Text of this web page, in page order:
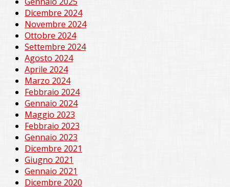
Dicembre 2024
Novembre 2024
Ottobre 2024
Settembre 2024
Agosto 2024
Aprile 2024
Marzo 2024
Febbraio 2024
Gennaio 2024
Maggio 2023
Febbraio 2023
Gennaio 2023
Dicembre 2021
Giugno 2021
Gennaio 2021
Dicembre 2020